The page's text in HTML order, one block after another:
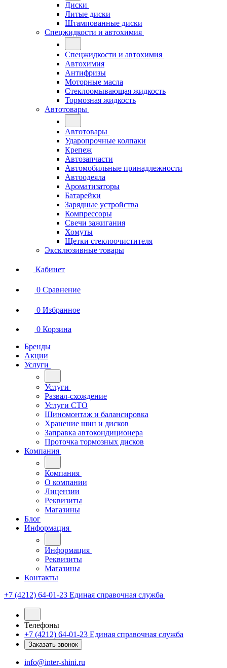
Диски
Литые диски
Штампованные диски
Спецжидкости и автохимия
Спецжидкости и автохимия
Автохимия
Антифризы
Моторные масла
Стеклоомывающая жидкость
Тормозная жидкость
Автотовары
Автотовары
Ударопрочные колпаки
Крепеж
Автозапчасти
Автомобильные принадлежности
Автоодеяла
Ароматизаторы
Батарейки
Зарядные устройства
Компрессоры
Свечи зажигания
Хомуты
Щетки стеклоочистителя
Эксклюзивные товары
Кабинет
0 Сравнение
0 Избранное
0 Корзина
Бренды
Акции
Услуги
Услуги
Развал-схождение
Услуги СТО
Шиномонтаж и балансировка
Хранение шин и дисков
Заправка автокондиционера
Проточка тормозных дисков
Компания
Компания
О компании
Лицензии
Реквизиты
Магазины
Блог
Информация
Информация
Реквизиты
Магазины
Контакты
+7 (4212) 64-01-23 Единая справочная служба
Телефоны
+7 (4212) 64-01-23 Единая справочная служба
Заказать звонок
info@inter-shini.ru